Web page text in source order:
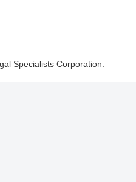
Specialists Corporation.